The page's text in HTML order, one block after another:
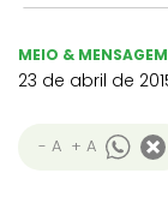
MEIO & MENSAGEM
23 de abril de
- A + A